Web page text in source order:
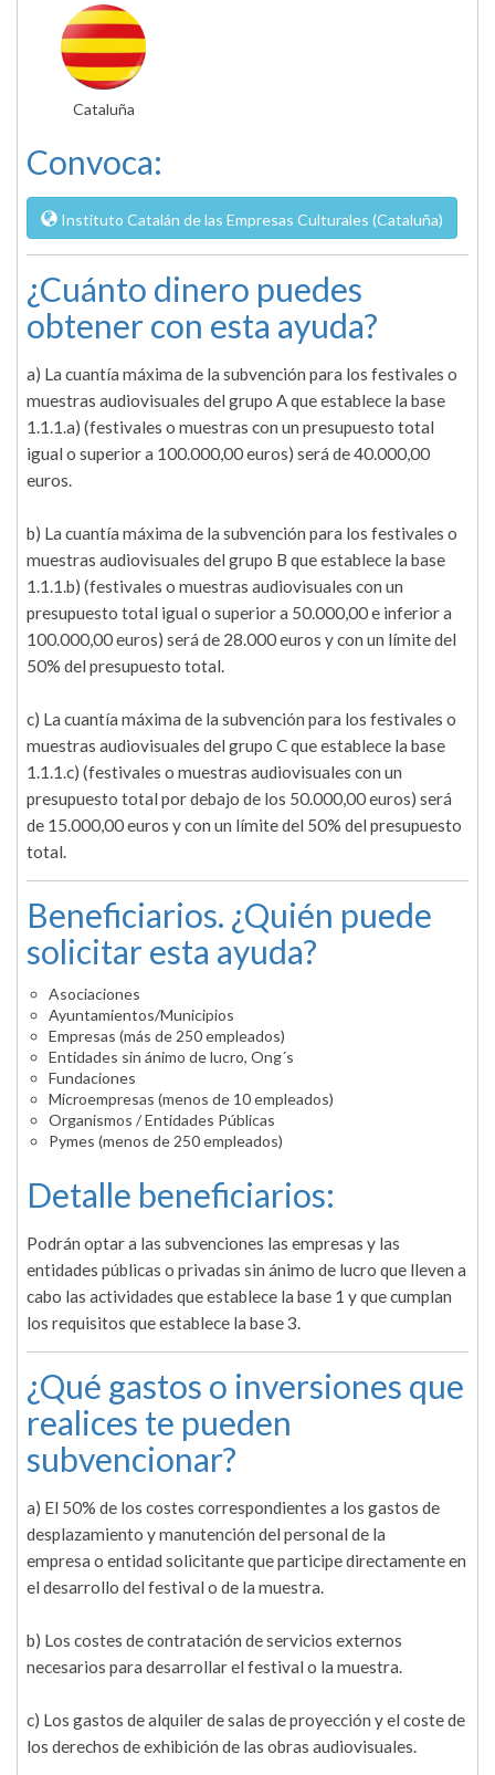
Cataluña
Convoca:
Instituto Catalán de las Empresas Culturales (Cataluña)
¿Cuánto dinero puedes
obtener con esta ayuda?
a) La cuantía máxima de la subvención para los festivales o
muestras audiovisuales del grupo A que establece la base
1.1.1.a) (festivales o muestras con un presupuesto total
igual o superior a 100.000,00 euros) será de 40.000,00
euros.
b) La cuantía máxima de la subvención para los festivales o
muestras audiovisuales del grupo B que establece la base
1.1.1.b) (festivales o muestras audiovisuales con un
presupuesto total igual o superior a 50.000,00 e inferior a
100.000,00 euros) será de 28.000 euros y con un límite del
50% del presupuesto total.
c) La cuantía máxima de la subvención para los festivales o
muestras audiovisuales del grupo C que establece la base
1.1.1.c) (festivales o muestras audiovisuales con un
presupuesto total por debajo de los 50.000,00 euros) será
de 15.000,00 euros y con un límite del 50% del presupuesto
total.
Beneficiarios. ¿Quién puede
solicitar esta ayuda?
Asociaciones
Ayuntamientos/Municipios
Empresas (más de 250 empleados)
Entidades sin ánimo de lucro, Ong´s
Fundaciones
Microempresas (menos de 10 empleados)
Organismos / Entidades Públicas
Pymes (menos de 250 empleados)
Detalle beneficiarios:
Podrán optar a las subvenciones las empresas y las
entidades públicas o privadas sin ánimo de lucro que lleven a
cabo las actividades que establece la base 1 y que cumplan
los requisitos que establece la base 3.
¿Qué gastos o inversiones que
realices te pueden
subvencionar?
a) El 50% de los costes correspondientes a los gastos de
desplazamiento y manutención del personal de la
empresa o entidad solicitante que participe directamente en
el desarrollo del festival o de la muestra.
b) Los costes de contratación de servicios externos
necesarios para desarrollar el festival o la muestra.
c) Los gastos de alquiler de salas de proyección y el coste de
los derechos de exhibición de las obras audiovisuales.